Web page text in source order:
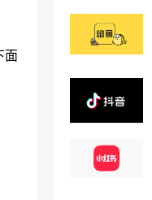
面